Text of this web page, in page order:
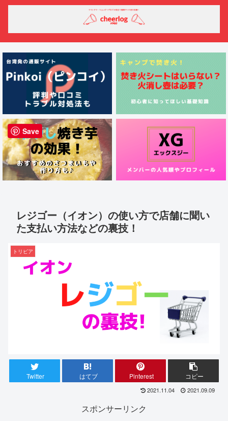
レジゴー（イオン）の使い方で店舗に聞い
た支払い方法などの裏技！
トリビア
Twitter はてブ Pinterest コピー
2021.11.04 2021.09.09
スポンサーリンク
Save